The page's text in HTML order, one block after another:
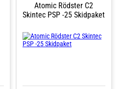
Atomic Rödster C2
Skintec PSP -25 Skidpaket